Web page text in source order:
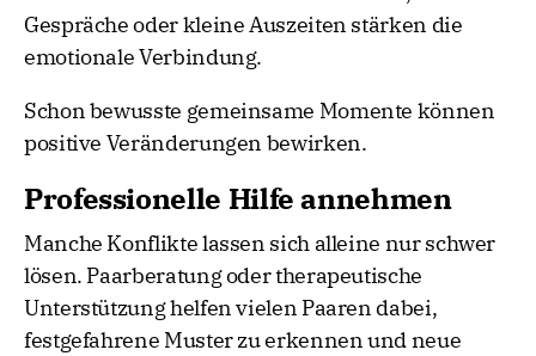
Gespräche oder kleine Auszeiten stärken die
emotionale Verbindung.
Schon bewusste gemeinsame Momente können
positive Veränderungen bewirken.
Professionelle Hilfe annehmen
Manche Konflikte lassen sich alleine nur schwer
lösen. Paarberatung oder therapeutische
Unterstützung helfen vielen Paaren dabei,
festgefahrene Muster zu erkennen und neue